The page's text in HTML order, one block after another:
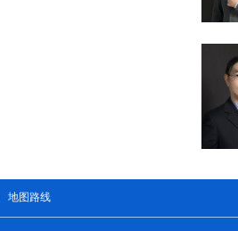
地图路线